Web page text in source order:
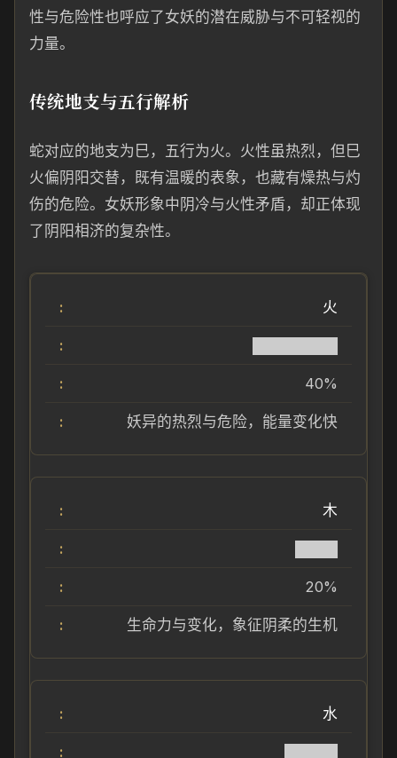
性与危险性也呼应了女妖的潜在威胁与不可轻视的
力量。
传统地支与五行解析
蛇对应的地支为巳，五行为火。火性虽热烈，但巳
火偏阴阳交替，既有温暖的表象，也藏有燥热与灼
伤的危险。女妖形象中阴冷与火性矛盾，却正体现
了阴阳相济的复杂性。
火
40%
妖异的热烈与危险，能量变化快
木
20%
生命力与变化，象征阴柔的生机
水